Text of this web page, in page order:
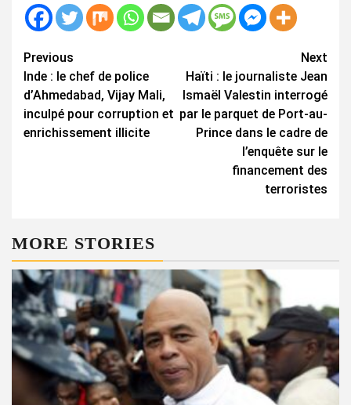
Continue
Reading
Previous
Inde : le chef de police
d’Ahmedabad, Vijay Mali,
inculpé pour corruption et
enrichissement illicite
Next
Haïti : le journaliste Jean
Ismaël Valestin interrogé
par le parquet de Port-au-
Prince dans le cadre de
l’enquête sur le
financement des
terroristes
MORE STORIES